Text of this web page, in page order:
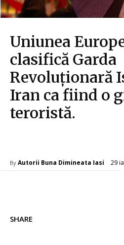
Uniunea
clasifică Garda
Revoluționară
Iran ca fiind o
teroristă.
By Autorii Buna Dimineata Iasi 29
SHARE